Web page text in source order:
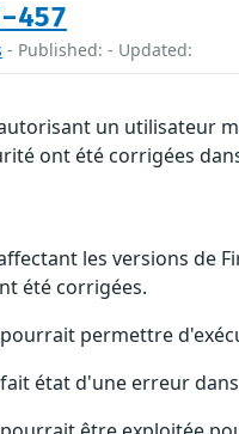
457
- Published: - Updated:
un utilisateur
ont été corrigées
les versions de
été corrigées.
pourrait permettre
fait état d'une erreur